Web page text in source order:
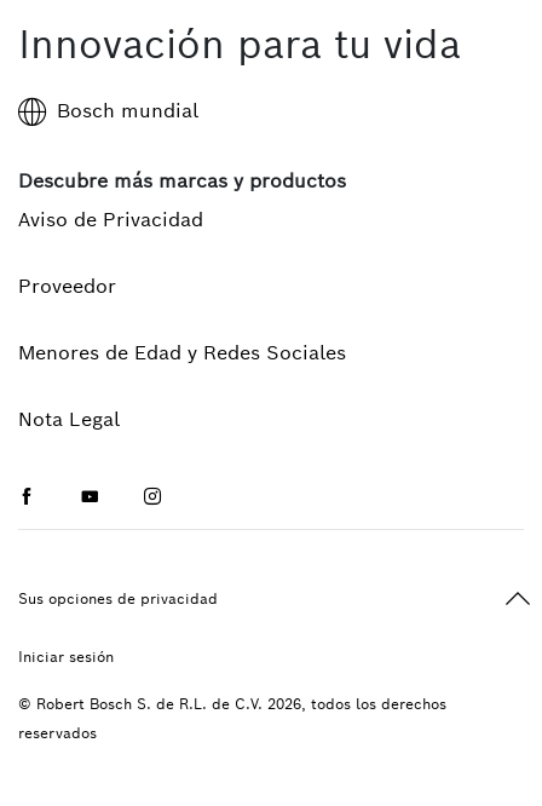
Innovación para tu vida
Bosch mundial
Descubre más marcas y productos
Aviso de Privacidad
Proveedor
Menores de Edad y Redes Sociales
Nota Legal
FacebookYoutubeInstagram
Sus opciones de privacidad
Iniciar sesión
© Robert Bosch S. de R.L. de C.V. 2026, todos los derechos
reservados